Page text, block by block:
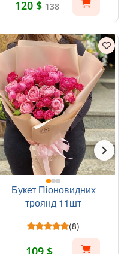
120 $ 138
Букет Піоновидних
троянд 11шт
(8)
109 $